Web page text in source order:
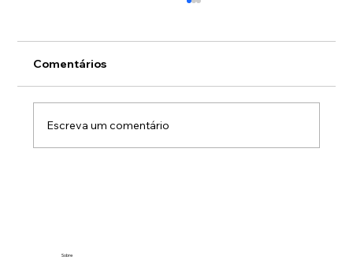
Comentários
Escreva um comentário
Sobre